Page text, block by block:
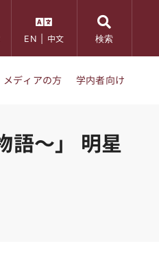
EN 中文 検索
メディアの方 学内者向け
語～」 明星